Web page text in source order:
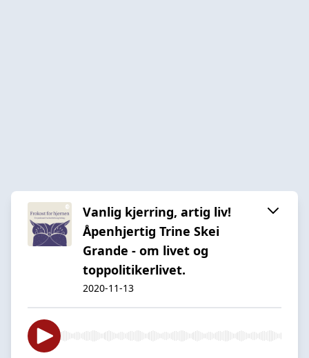
Vanlig kjerring, artig liv!
Åpenhjertig Trine Skei
Grande - om livet og
toppolitikerlivet.
2020-11-13